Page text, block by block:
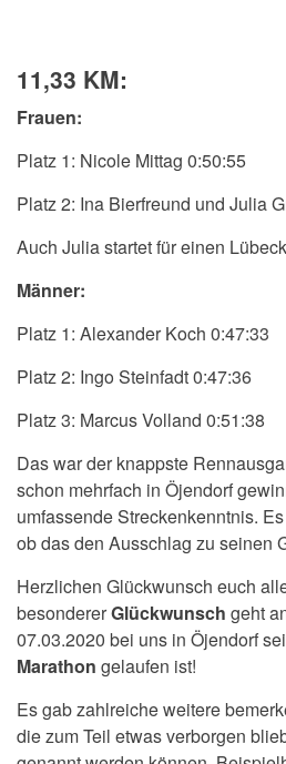
11,33 KM:
Frauen:
Platz 1: Nicole Mittag 0:50:55
Platz 2: Ina Bierfreund und Julia
Auch Julia startet für einen
Männer:
Platz 1: Alexander Koch 0:47:33
Platz 2: Ingo Steinfadt 0:47:36
Platz 3: Marcus Volland 0:51:38
Das war der knappste
schon mehrfach in Öjendorf
umfassende Streckenkenntnis.
ob das den Ausschlag zu seinen
Herzlichen Glückwunsch euch
besondererGlückwunsch geht
07.03.2020 bei uns in Öjendorf
Marathon gelaufen ist!
Es gab zahlreiche weitere
die zum Teil etwas verborgen